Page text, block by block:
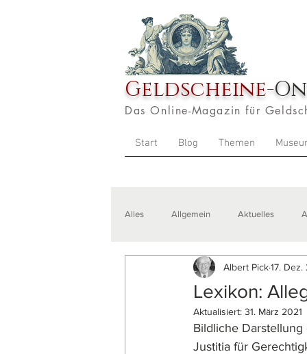
Geldscheine-
Das Online-Magazin für
Start Blog Themen
Alles Allgemein Aktuelles
Veranstaltungen Zitate
Lexikon:
Albert Pick17. Dez.
Aktualisiert: 31. März 2021
Bildliche
Justitia für